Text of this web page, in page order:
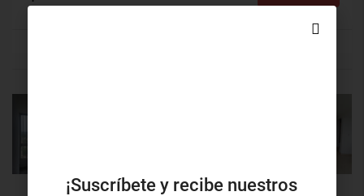
¡Suscríbete y recibe nuestros